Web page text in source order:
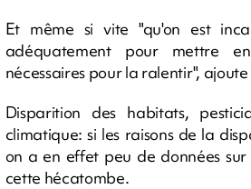
Et même si vite "qu'on est
adéquatement pour mettre
nécessaires pour la ralentir",
Disparition des habitats,
climatique: si les raisons de la
on a en effet peu de données
cette hécatombe.